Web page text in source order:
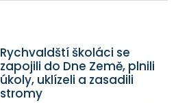
Rychvaldští školáci se
zapojili do Dne Země, plnili
úkoly, uklízeli a zasadili
stromy